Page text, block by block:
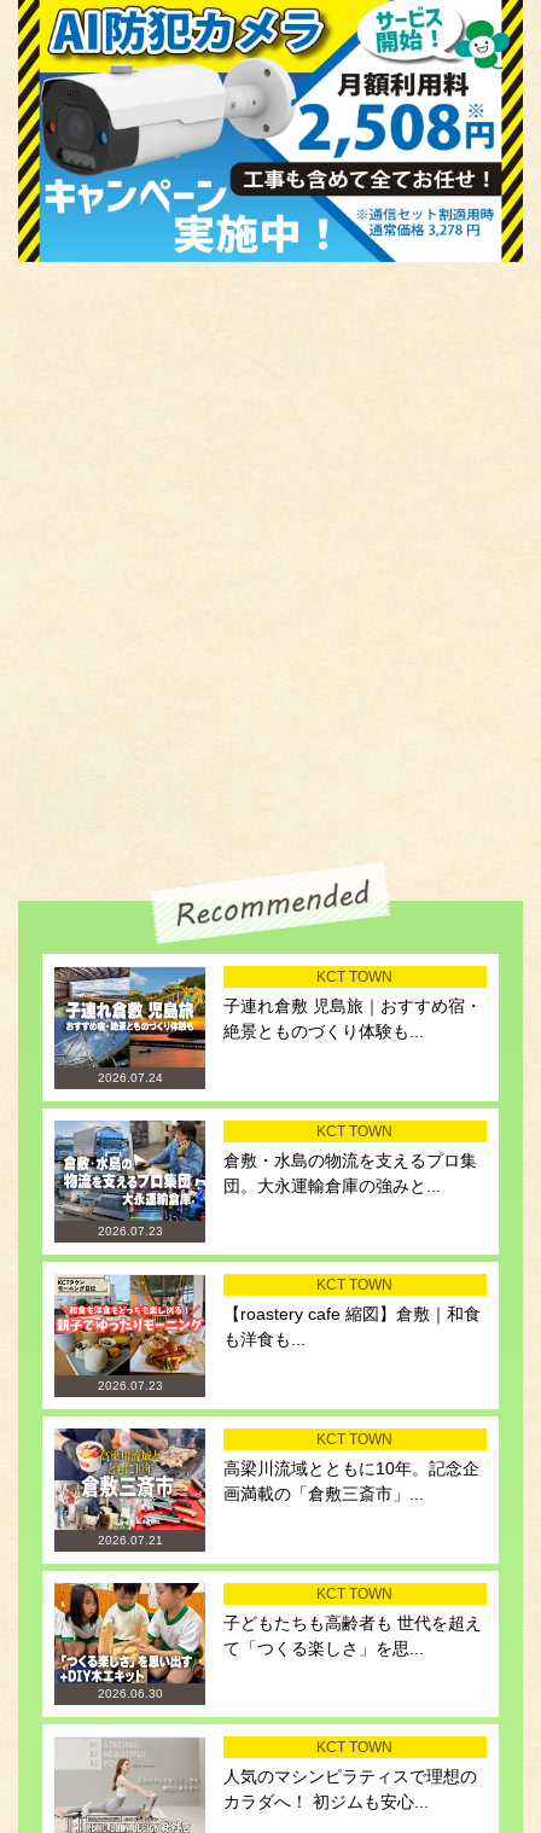
2026.07.24
KCT TOWN
子連れ倉敷 児島旅｜おすすめ宿・
絶景とものづくり体験も...
2026.07.23
KCT TOWN
倉敷・水島の物流を支えるプロ集
団。大永運輸倉庫の強みと...
2026.07.23
KCT TOWN
【roastery cafe 縮図】倉敷｜和食
も洋食も...
2026.07.21
KCT TOWN
高梁川流域とともに10年。記念企
画満載の「倉敷三斎市」...
2026.06.30
KCT TOWN
子どもたちも高齢者も 世代を超え
て「つくる楽しさ」を思...
KCT TOWN
人気のマシンピラティスで理想の
カラダへ！ 初ジムも安心...